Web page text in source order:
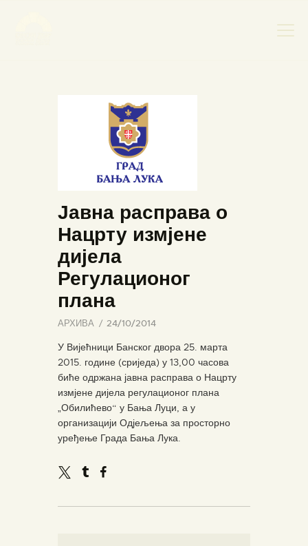
НАСЛОВНА
НОВОСТИ
НАЈАВА ДОГАЂАЈА
БАНСКИ ДВОР
ВИДЕО
КОНТАКТ
Јавна расправа о
Нацрту измјене
дијела
Регулационог
плана
АРХИВА 24/10/2014
У Вијећници Банског двора 25. марта
2015. године (сриједа) у 13,00 часова
биће одржана јавна расправа о Нацрту
измјене дијела регулационог плана
„Обилићево“ у Бања Луци, а у
организацији Одјељења за просторно
уређење Града Бања Лука.